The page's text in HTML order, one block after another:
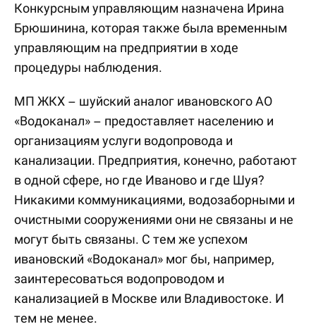
Конкурсным управляющим назначена Ирина
Брюшинина, которая также была временным
управляющим на предприятии в ходе
процедуры наблюдения.
МП ЖКХ – шуйский аналог ивановского АО
«Водоканал» – предоставляет населению и
организациям услуги водопровода и
канализации. Предприятия, конечно, работают
в одной сфере, но где Иваново и где Шуя?
Никакими коммуникациями, водозаборными и
очистными сооружениями они не связаны и не
могут быть связаны. С тем же успехом
ивановский «Водоканал» мог бы, например,
заинтересоваться водопроводом и
канализацией в Москве или Владивостоке. И
тем не менее.